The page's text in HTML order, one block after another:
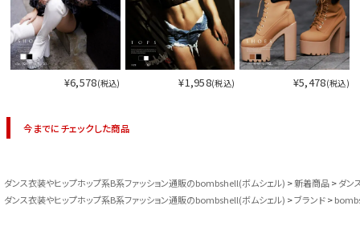
¥6,578(税込) ¥1,958(税込) ¥5,478(税込)
今までにチェックした商品
ダンス衣装やヒップホップ系B系ファッション通販のbombshell(ボムシェル) 新着商品
ダン
ダンス衣装やヒップホップ系B系ファッション通販のbombshell(ボムシェル)
ブランド